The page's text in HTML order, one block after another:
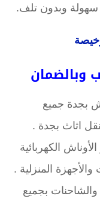
وبدون تلف.
وبالضمان
بجدة جميع
اثاث بجدة .
الكهربائية
المنزلية .
بجميع